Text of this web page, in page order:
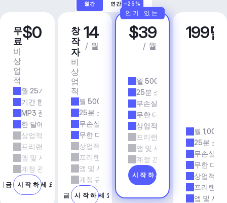
월간 연간 –25%
무
료
비
상
업
적
$0
월 25개 트랙
기간 한정
MP3 품질
한 달에 5회 다운로드
상업적 사용
프리랜서 및 에이전시 업무
앱 및 서비스
계정 관리자 지원
금 시작하세요
창
작
자
비
상
업
적
14
/ 월
월 500개 트랙
25분 소요 시간
무손실 품질
무한 다운로드
상업적 사용
프리랜서 및 에이전시 업무
앱 및 서비스
계정 관리자 지원
지금 시작하세요
프
로
$39
/ 월
월 500개 트랙
25분 소요 시간
무손실 품질
무한 다운로드
상업적 사용
프리랜서 및 에이전시 업무
앱 및 서비스
계정 관리자 지원
지금 시작하세요
인기 있는
비
즈
199
월 1,000
25분 소요
무손실 품
무한 다운
상업적 사
프리랜서
앱 및 서비